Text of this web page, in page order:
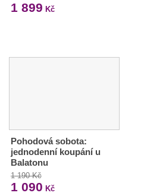
1 899 Kč
Pohodová sobota:
jednodenní koupání u
Balatonu
1 190 Kč
1 090 Kč